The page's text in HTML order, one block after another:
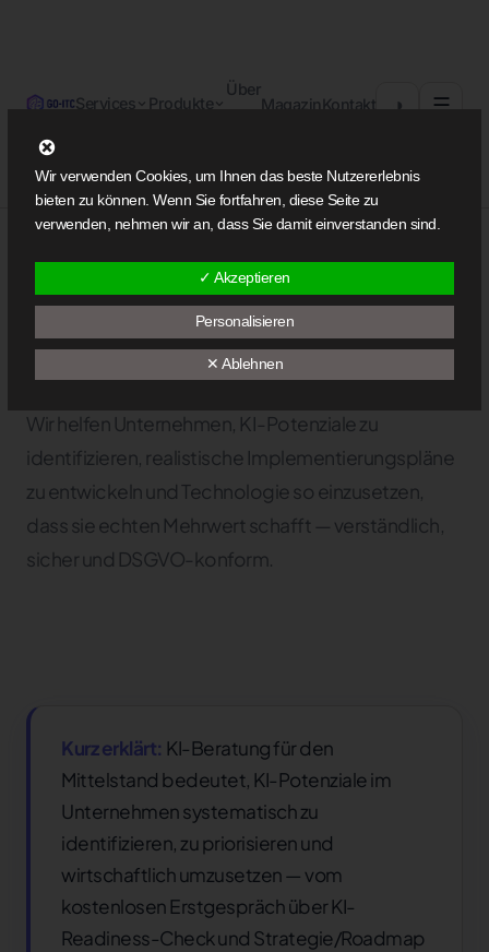
Services Produkte
Über
MagazinKontakt ◑ ☰
KI-BERATUNG
Strategische KI-
Beratung für den
Mittelstand.
Wir helfen Unternehmen, KI-Potenziale zu
identifizieren, realistische Implementierungspläne
zu entwickeln und Technologie so einzusetzen,
dass sie echten Mehrwert schafft — verständlich,
sicher und DSGVO-konform.
Kurz erklärt: KI-Beratung für den
Mittelstand bedeutet, KI-Potenziale im
Unternehmen systematisch zu
identifizieren, zu priorisieren und
wirtschaftlich umzusetzen — vom
kostenlosen Erstgespräch über KI-
Readiness-Check und Strategie/Roadmap
Wir verwenden Cookies, um Ihnen das beste Nutzererlebnis
bieten zu können. Wenn Sie fortfahren, diese Seite zu
verwenden, nehmen wir an, dass Sie damit einverstanden sind.
✓ Akzeptieren
Personalisieren
✕ Ablehnen